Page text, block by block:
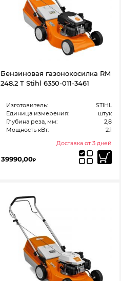
Бензиновая газонокосилка RM
248.2 T Stihl 6350-011-3461
Изготовитель:
STIHL
Единица измерения:
штук
Глубина реза, мм:
2,8
Мощность кВт:
2.1
Доставка от 3 дней
39990,00₽